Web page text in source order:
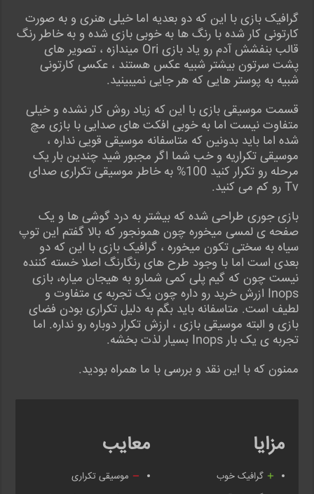
گرافیک بازی با این که دو بعدیه اما خیلی هنری و به صورت
کارتونی کار شده با رنگ ها به خوبی بازی شده و به خاطر رنگ
قالب بنفشش آدم رو یاد بازی Ori میندازه ، تصویر های
پشت سرتون بیشتر شبیه عکس هستند ، عکسی کارتونی
شبیه به پوستر هایی که هر جایی نمیبینید.
قسمت موسیقی بازی با این که زیاد روش کار نشده و خیلی
متفاوت نیست اما به خوبی افکت های صدایی با بازی مچ
شده اما باید بدونین که متاسفانه موسیقی قویی نداره ،
موسیقی تکراریه و خب شما اگر مجبور شید چندین بار یک
مرحله رو تکرار کنید 100% به خاطر موسیقی تکراری صدای
Tv رو کم می کنید.
بازی جوری طراحی شده که بیشتر به درد گوشی ها و یک
صفحه ی لمسی میخوره چون همونجور که بالا گفتم این توپ
سیاه به سختی تکون میخوره ، گرافیک بازی با این که دو
بعدی است اما با وجود طرح های رنگارنگ اصلا خسته کننده
نیست چون که گیم پلی کمی شمارو به هیجان میاره، بازی
Inops ازرش خرید رو داره چون یک تجربه ی متفاوت و
لطیف است. متاسفانه باید بگم به دلیل تکراری بودن فضای
بازی و البته موسیقی بازی ، ارزش تکرار دوباره رو نداره. اما
تجربه ی یک بار Inops بسیار لذت بخشه.
ممنون که با این نقد و بررسی با ما همراه بودید.
مزایا
گرافیک خوب
معایب
موسیقی تکراری